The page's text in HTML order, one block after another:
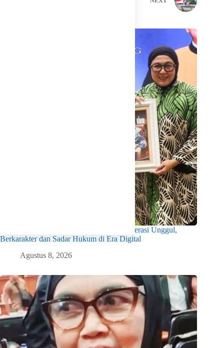
Wabup Intan Dorong Mahasiswa Jadi Generasi Unggul,
Berkarakter dan Sadar Hukum di Era Digital
Agustus 8, 2026